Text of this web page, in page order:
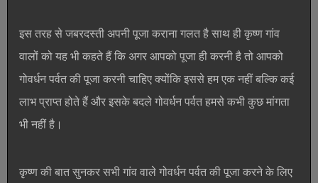
इस तरह से जबरदस्ती अपनी पूजा कराना गलत है साथ ही कृष्ण गांव
वालों को यह भी कहते हैं कि अगर आपको पूजा ही करनी है तो आपको
गोवर्धन पर्वत की पूजा करनी चाहिए क्योंकि इससे हम एक नहीं बल्कि कई
लाभ प्राप्त होते हैं और इसके बदले गोवर्धन पर्वत हमसे कभी कुछ मांगता
भी नहीं है।
कृष्ण की बात सुनकर सभी गांव वाले गोवर्धन पर्वत की पूजा करने के लिए